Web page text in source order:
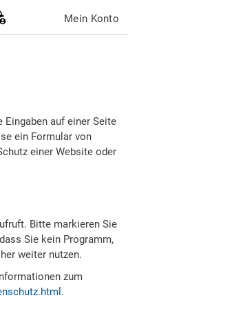
Mein Konto
auf einer Seite
ein Formular von
einer Website oder
Bitte markieren Sie
Sie kein Programm,
weiter nutzen.
zum
.